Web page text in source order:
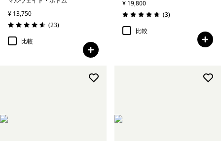
¥ 13,750
評価: 4.6 / 5
(23レビュー
)
比較
¥ 19,800
評価: 4.7 / 5
(3レビュー
)
比較